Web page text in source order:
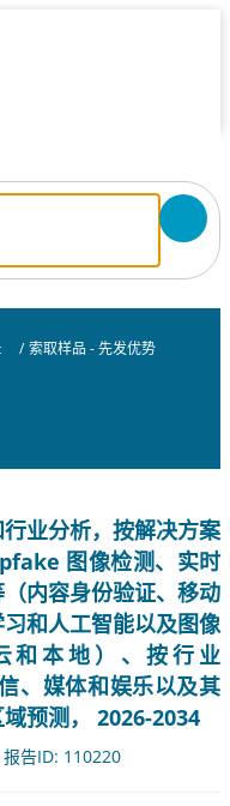
/ 索取样品 - 先发优势
业分析，按解决方案
图像检测、实时
内容身份验证、移动
和人工智能以及图像
和本地）、按行业
、媒体和娱乐以及其
预测， 2026-2034
告ID: 110220